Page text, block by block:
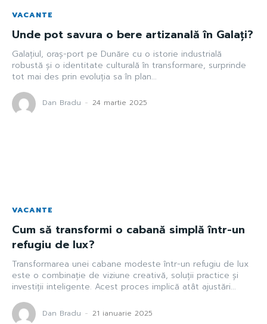
VACANTE
Unde pot savura o bere artizanală în Galați?
Galațiul, oraș-port pe Dunăre cu o istorie industrială
robustă și o identitate culturală în transformare, surprinde
tot mai des prin evoluția sa în plan...
Dan Bradu - 24 martie 2025
VACANTE
Cum să transformi o cabană simplă într-un
refugiu de lux?
Transformarea unei cabane modeste într-un refugiu de lux
este o combinație de viziune creativă, soluții practice și
investiții inteligente. Acest proces implică atât ajustări...
Dan Bradu - 21 ianuarie 2025